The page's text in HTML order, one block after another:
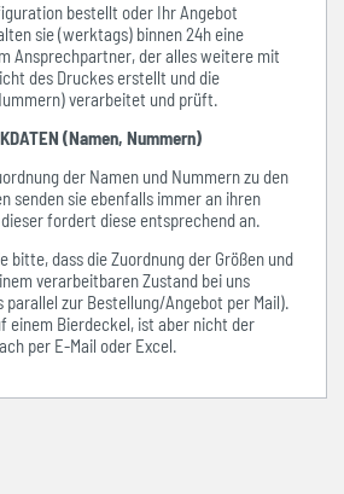
bestellt oder Ihr Angebot
sie (werktags) binnen 24h eine
Ansprechpartner, der alles weitere mit
des Druckes erstellt und die
verarbeitet und prüft.
(Namen, Nummern)
der Namen und Nummern zu den
senden sie ebenfalls immer an ihren
fordert diese entsprechend an.
bitte, dass die Zuordnung der Größen und
verarbeitbaren Zustand bei uns
zur Bestellung/Angebot per Mail).
einem Bierdeckel, ist aber nicht der
per E-Mail oder Excel.